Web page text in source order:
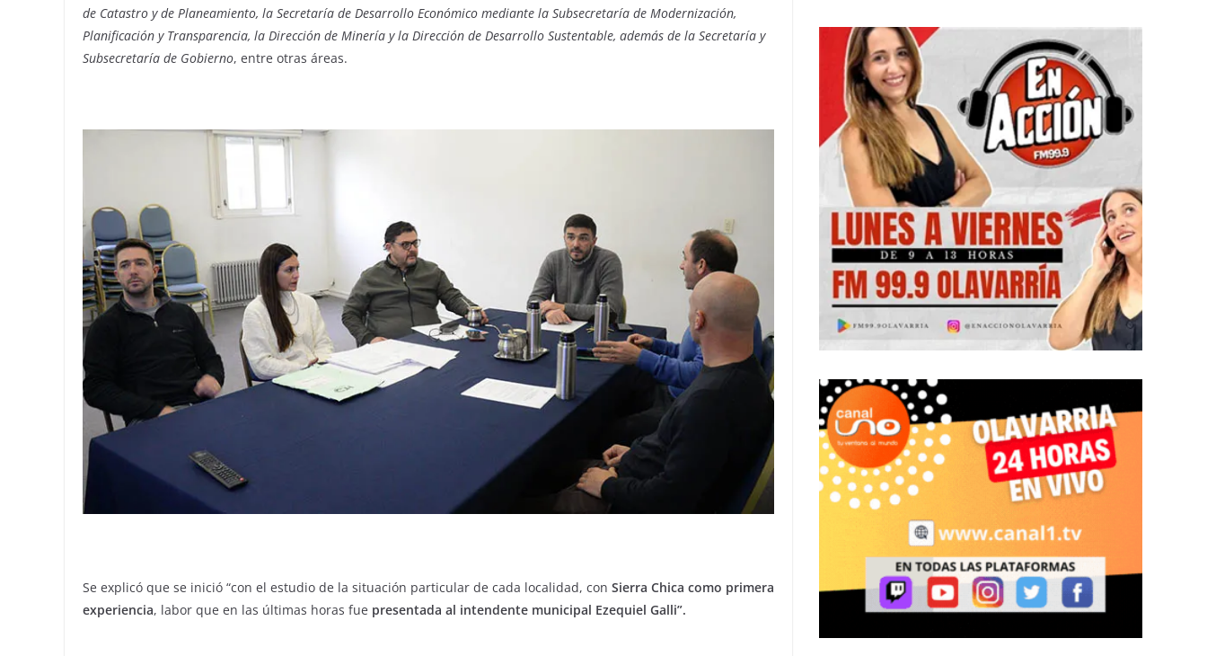
de Catastro y de Planeamiento, la Secretaría de Desarrollo Económico mediante la Subsecretaría de Modernización,
Planificación y Transparencia, la Dirección de Minería y la Dirección de Desarrollo Sustentable, además de la Secretaría y
Subsecretaría de Gobierno, entre otras áreas.
Se explicó que se inició “con el estudio de la situación particular de cada localidad, con Sierra Chica como primera
experiencia, labor que en las últimas horas fue presentada al intendente municipal Ezequiel Galli”.